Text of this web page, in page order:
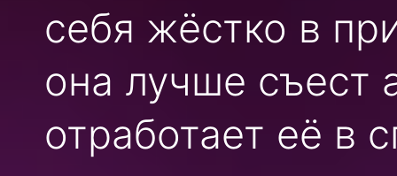
себя жёстко в
она лучше съест
отработает её в